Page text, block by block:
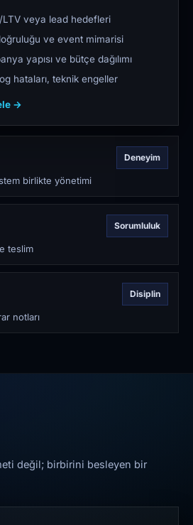
LTV veya lead hedefleri
ve event mimarisi
yapısı ve bütçe dağılımı
hataları, teknik engeller
→
Deneyim
birlikte yönetimi
Sorumluluk
teslim
Disiplin
notları
değil; birbirini besleyen bir